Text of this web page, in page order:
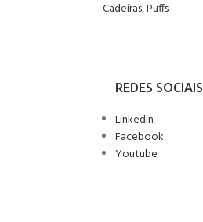
Cadeiras,Puffs
REDES SOCIAIS
Linkedin
Facebook
Youtube